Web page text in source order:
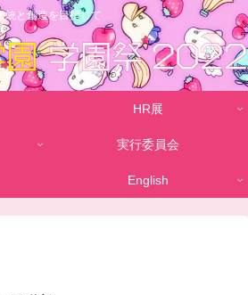
伝統と創造を目指して
HR展
実行委員会
English